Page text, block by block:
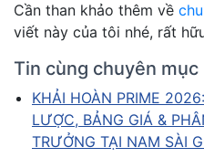
Cần than khảo thêm về
viết này của tôi nhé, rất
Tin cùng chuyên mục
KHẢI HOÀN PRIME
LƯỢC, BẢNG GIÁ &
TRƯỞNG TẠI NAM SÀI